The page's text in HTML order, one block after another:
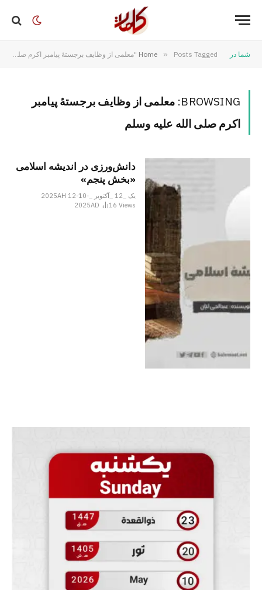
شما در Home » Posts Tagged "معلمی از وظایف برجستهٔ پیامبر اکرم صلی الله علیه وسلم"
BROWSING: معلمی از وظایف برجستهٔ پیامبر
اکرم صلی الله علیه وسلم
دانش‌ورزی در اندیشه اسلامی
«بخش پنجم»
یک _12 _آکتوبر _2025AH 12-10-
2025AD
16Views